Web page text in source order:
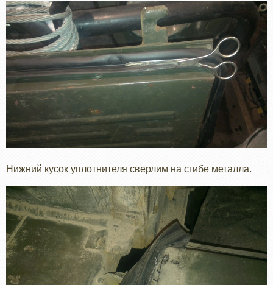
Нижний кусок уплотнителя сверлим на сгибе металла.